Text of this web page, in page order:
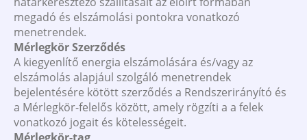
megadó és elszámolási pontokra vonatkozó
menetrendek.
Mérlegkör Szerződés
A kiegyenlítő energia elszámolására és/vagy az
elszámolás alapjául szolgáló menetrendek
bejelentésére kötött szerződés a Rendszerirányító és
a Mérlegkör-felelős között, amely rögzíti a a felek
vonatkozó jogait és kötelességeit.